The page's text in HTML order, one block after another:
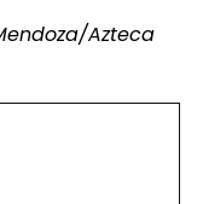
Azteca